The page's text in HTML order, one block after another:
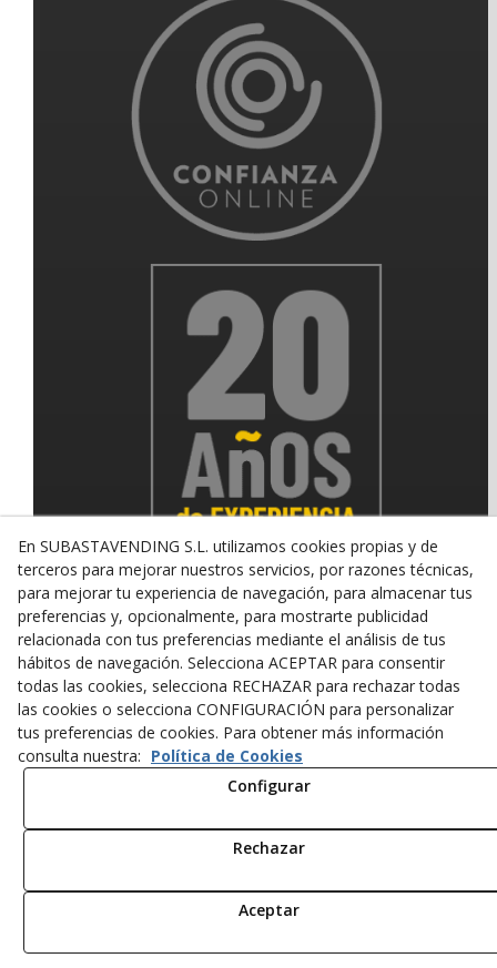
© 08/2026 SUBASTAVENDING SL - Todos los derechos
reservados.
Política de Privacidad Aviso Legal Política de Cookies
En SUBASTAVENDING S.L. utilizamos cookies propias y de
terceros para mejorar nuestros servicios, por razones técnicas,
para mejorar tu experiencia de navegación, para almacenar tus
preferencias y, opcionalmente, para mostrarte publicidad
relacionada con tus preferencias mediante el análisis de tus
hábitos de navegación. Selecciona ACEPTAR para consentir
todas las cookies, selecciona RECHAZAR para rechazar todas
las cookies o selecciona CONFIGURACIÓN para personalizar
tus preferencias de cookies. Para obtener más información
consulta nuestra: Política de Cookies
Configurar
Rechazar
Aceptar